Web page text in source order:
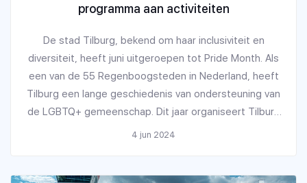
programma aan activiteiten
De stad Tilburg, bekend om haar inclusiviteit en
diversiteit, heeft juni uitgeroepen tot Pride Month. Als
een van de 55 Regenboogsteden in Nederland, heeft
Tilburg een lange geschiedenis van ondersteuning van
de LGBTQ+ gemeenschap. Dit jaar organiseert Tilburg
Pride een maand vol activiteiten met als thema 'Onze
4 jun 2024